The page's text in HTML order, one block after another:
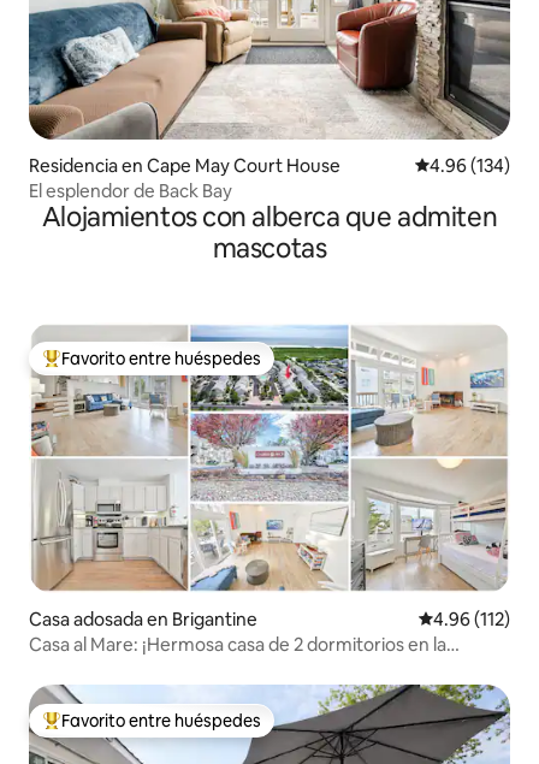
Residencia en Cape May Court House Calificación
4.96 (134)
El esplendor de Back Bay
Alojamientos con alberca que admiten
mascotas
De los mejores en Favorito entre huéspedes
Favorito entre huéspedes
Casa adosada en Brigantine Calificación
4.96 (112)
Casa al Mare: ¡Hermosa casa de 2 dormitorios en la
De los mejores en Favorito entre huéspedes
Favorito entre huéspedes